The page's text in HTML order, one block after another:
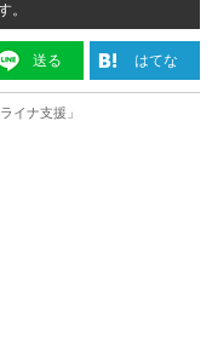
。
送る はてな
イナ支援」